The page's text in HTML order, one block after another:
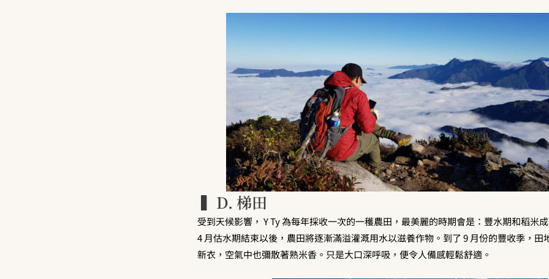
▍D. 梯田
受到天候影響， Y Ty 為每年採收一次的一穫農田，最美麗的時期會是：豐水期和稻米
4 月估水期結束以後，農田將逐漸滿溢灌溉用水以滋養作物。到了 9 月份的豐收季，田
新衣，空氣中也彌散著熟米香。只是大口深呼吸，便令人備感輕鬆舒適。